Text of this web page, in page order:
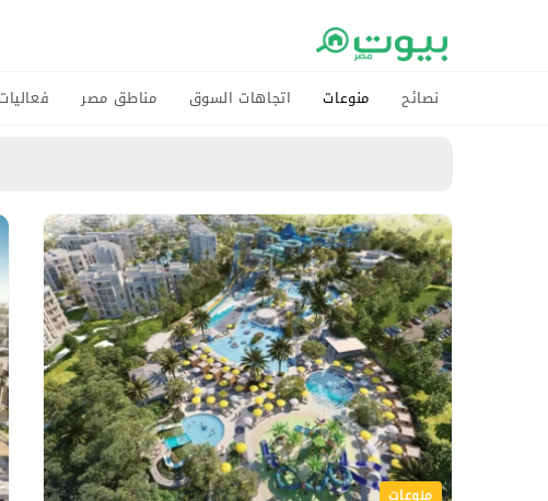
نصائح منوعات اتجاهات السوق مناطق مصر
م
ق
ا
ل
ا
ت
B
a
y
منوعات